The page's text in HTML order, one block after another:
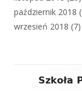
październik 2018
wrzesień 2018 (7)
Zawartość
Szkoła